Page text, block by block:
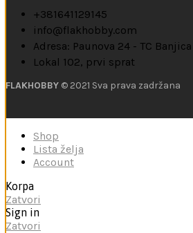
+381641129145
info@flakhobby.com
Adresa: Paunova 24 - TC Banjica
Lokal 102, prvi sprat
FLAKHOBBY © 2021 Sva prava zadržana
Shop
Lista želja
Account
Korpa
Zatvori
Sign in
Zatvori